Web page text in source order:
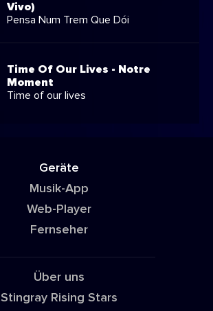
Vivo)
Pensa Num Trem Que Dói
Time Of Our Lives - Notre
Moment
Time of our lives
Geräte
Musik-App
Web-Player
Fernseher
Über uns
Stingray Rising Stars